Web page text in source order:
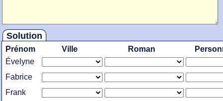
Solution
Prénom Ville Roman
Évelyne
Fabrice
Frank